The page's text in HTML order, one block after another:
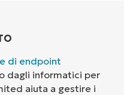
di endpoint
dagli informatici per
aiuta a gestire i